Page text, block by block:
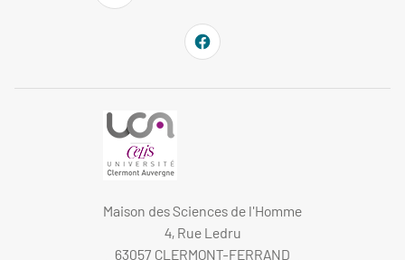
Maison des Sciences de l'Homme
4, Rue Ledru
63057 CLERMONT-FERRAND